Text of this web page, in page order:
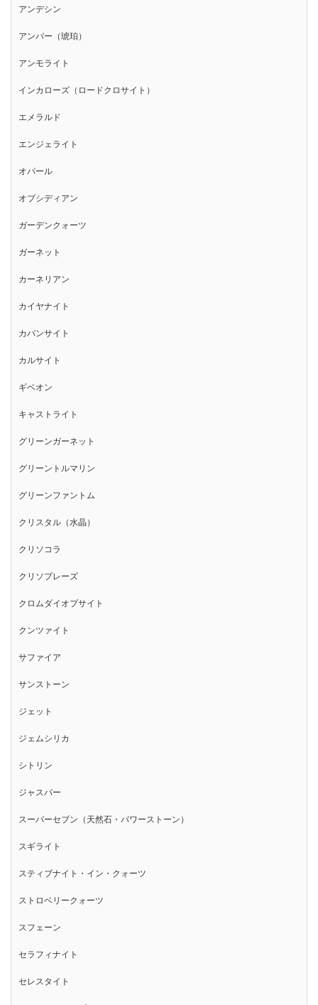
アンデシン
アンバー（琥珀）
アンモライト
インカローズ（ロードクロサイト）
エメラルド
エンジェライト
オパール
オブシディアン
ガーデンクォーツ
ガーネット
カーネリアン
カイヤナイト
カバンサイト
カルサイト
ギベオン
キャストライト
グリーンガーネット
グリーントルマリン
グリーンファントム
クリスタル（水晶）
クリソコラ
クリソプレーズ
クロムダイオプサイト
クンツァイト
サファイア
サンストーン
ジェット
ジェムシリカ
シトリン
ジャスパー
スーパーセブン（天然石・パワーストーン）
スギライト
スティブナイト・イン・クォーツ
ストロベリークォーツ
スフェーン
セラフィナイト
セレスタイト